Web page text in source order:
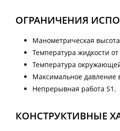
ОГРАНИЧЕНИЯ
Манометрическая
Температура жидкости от
Температура
Максимальное давление
Непрерывная работа S1.
КОНСТРУКТИВНЫЕ